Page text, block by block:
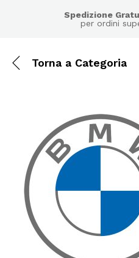
Spedizione
per ordini
Torna a Categoria